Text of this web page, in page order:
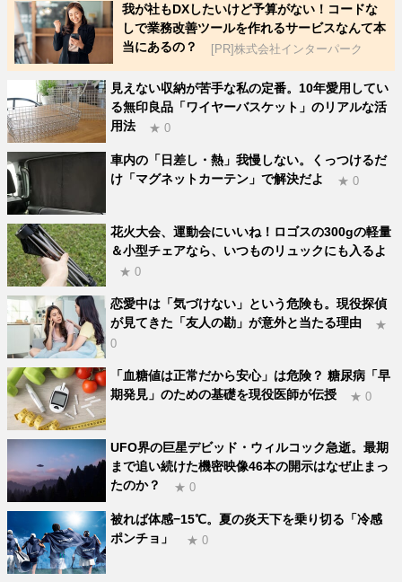
我が社もDXしたいけど予算がない！コードな
しで業務改善ツールを作れるサービスなんて本
当にあるの？
[PR]株式会社インターパーク
見えない収納が苦手な私の定番。10年愛用してい
る無印良品「ワイヤーバスケット」のリアルな活
用法
★ 0
車内の「日差し・熱」我慢しない。くっつけるだ
け「マグネットカーテン」で解決だよ
★ 0
花火大会、運動会にいいね！ロゴスの300gの軽量
＆小型チェアなら、いつものリュックにも入るよ
★ 0
恋愛中は「気づけない」という危険も。現役探偵
が見てきた「友人の勘」が意外と当たる理由
★
0
「血糖値は正常だから安心」は危険？ 糖尿病「早
期発見」のための基礎を現役医師が伝授
★ 0
UFO界の巨星デビッド・ウィルコック急逝。最期
まで追い続けた機密映像46本の開示はなぜ止まっ
たのか？
★ 0
被れば体感−15℃。夏の炎天下を乗り切る「冷感
ポンチョ」
★ 0